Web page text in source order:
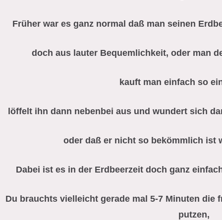
Früher war es ganz normal daß man seinen
doch aus lauter Bequemlichkeit, oder man
kauft man einfach so
löffelt ihn dann nebenbei aus und wundert sich
oder daß er nicht so bekömmlich ist
Dabei ist es in der Erdbeerzeit doch ganz
Du brauchts vielleicht gerade mal 5-7 Minuten die
putzen,